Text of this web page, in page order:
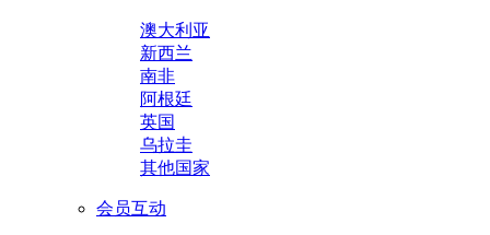
澳大利亚
新西兰
南非
阿根廷
英国
乌拉圭
其他国家
会员互动